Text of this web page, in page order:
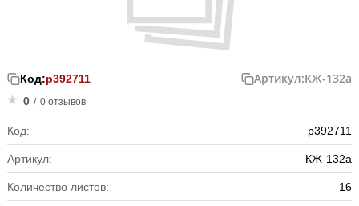
Код:р392711 Артикул:КЖ-132а
0 / 0 отзывов
Код: р392711
Артикул: КЖ-132а
Количество листов: 16